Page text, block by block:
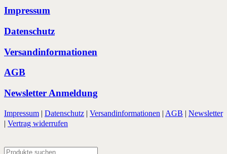
Impressum
Datenschutz
Versandinformationen
AGB
Newsletter Anmeldung
Impressum | Datenschutz | Versandinformationen | AGB | Newsletter
| Vertrag widerrufen